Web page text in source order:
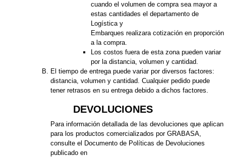
cuando el volumen de compra sea mayor a
estas cantidades el departamento de
Logística y
Embarques realizara cotización en proporción
a la compra.
Los costos fuera de esta zona pueden variar
por la distancia, volumen y cantidad.
El tiempo de entrega puede variar por diversos factores:
distancia, volumen y cantidad. Cualquier pedido puede
tener retrasos en su entrega debido a dichos factores.
DEVOLUCIONES
Para información detallada de las devoluciones que aplican
para los productos comercializados por GRABASA,
consulte el Documento de Políticas de Devoluciones
publicado en